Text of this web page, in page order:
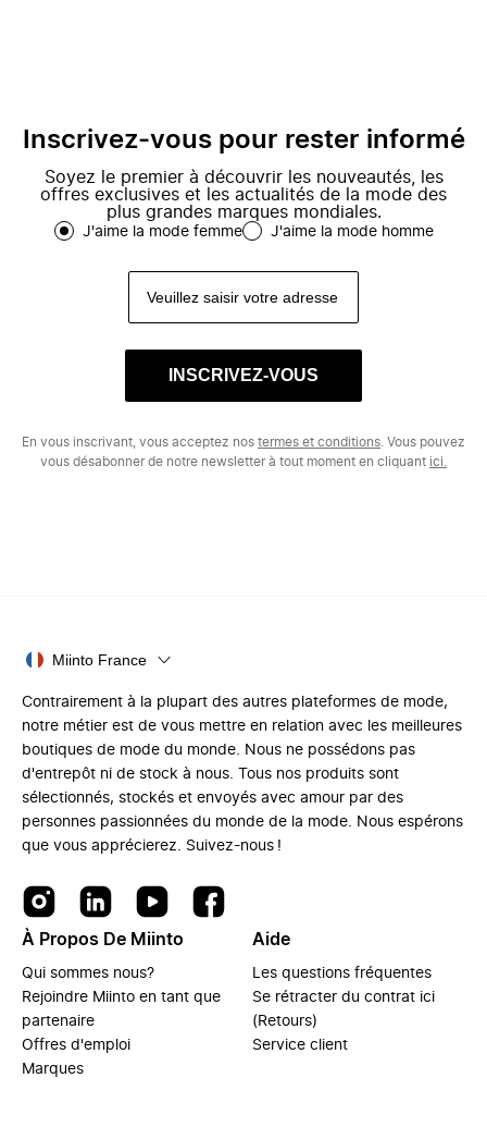
Inscrivez-vous pour rester informé
Soyez le premier à découvrir les nouveautés, les
offres exclusives et les actualités de la mode des
plus grandes marques mondiales.
J'aime la mode femme J'aime la mode homme
INSCRIVEZ-VOUS
En vous inscrivant, vous acceptez nos termes et conditions . Vous pouvez
vous désabonner de notre newsletter à tout moment en cliquant ici.
Miinto France
Contrairement à la plupart des autres plateformes de mode,
notre métier est de vous mettre en relation avec les meilleures
boutiques de mode du monde. Nous ne possédons pas
d'entrepôt ni de stock à nous. Tous nos produits sont
sélectionnés, stockés et envoyés avec amour par des
personnes passionnées du monde de la mode. Nous espérons
que vous apprécierez. Suivez-nous !
À Propos De Miinto
Qui sommes nous?
Rejoindre Miinto en tant que
partenaire
Offres d'emploi
Marques
Aide
Les questions fréquentes
Se rétracter du contrat ici
(Retours)
Service client